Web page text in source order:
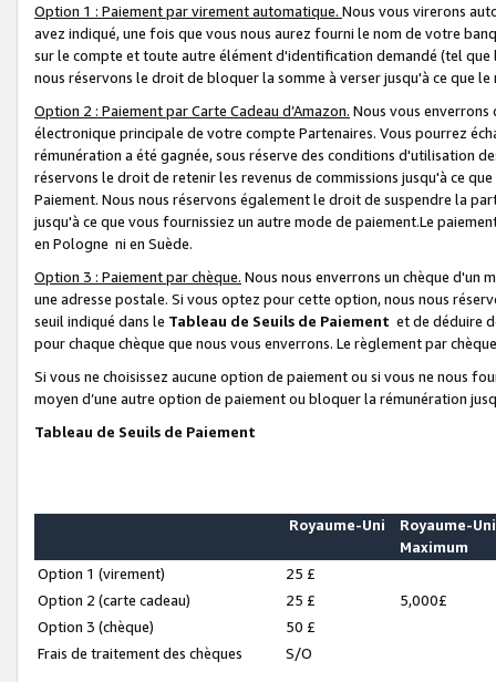
Option 1 : Paiement par virement automatique. Nous vous virerons
avez indiqué, une fois que vous nous aurez fourni le nom de votre
sur le compte et toute autre élément d'identification demandé (tel que
nous réservons le droit de bloquer la somme à verser jusqu'à ce que
Option 2 : Paiement par Carte Cadeau d’Amazon. Nous vous
électronique principale de votre compte Partenaires. Vous pourrez
rémunération a été gagnée, sous réserve des conditions d'utilisation
réservons le droit de retenir les revenus de commissions jusqu'à ce
Paiement. Nous nous réservons également le droit de suspendre la
jusqu'à ce que vous fournissiez un autre mode de paiement.Le
en Pologne ni en Suède.
Option 3 : Paiement par chèque. Nous nous enverrons un chèque d'un
une adresse postale. Si vous optez pour cette option, nous nous
seuil indiqué dans le Tableau de Seuils de Paiement et de déduire
pour chaque chèque que nous vous enverrons. Le règlement par
Si vous ne choisissez aucune option de paiement ou si vous ne nous
moyen d’une autre option de paiement ou bloquer la rémunération
Tableau de Seuils de Paiement
Royaume-Uni
Royaume-Uni
Maximum
Option 1 (virement)
25 £
Option 2 (carte cadeau)
25 £
5,000£
Option 3 (chèque)
50 £
Frais de traitement des chèques
S/O